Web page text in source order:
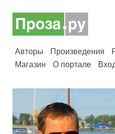
Авторы Произведения
Магазин
О портале